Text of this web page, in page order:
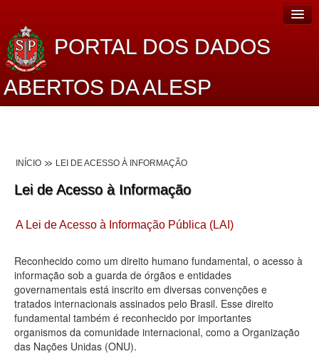
PORTAL DOS DADOS
ABERTOS DA ALESP
Lei de Acesso à Informação
Dados Governamentais Abertos
Planejamento
Catálogo de dados
Processo Legislativo
Deputados Estaduais
INÍCIO LEI DE ACESSO À INFORMAÇÃO
Lei de Acesso à Informação
A Lei de Acesso à Informação Pública (LAI)
Reconhecido como um direito humano fundamental, o acesso à
informação sob a guarda de órgãos e entidades
governamentais está inscrito em diversas convenções e
tratados internacionais assinados pelo Brasil. Esse direito
fundamental também é reconhecido por importantes
organismos da comunidade internacional, como a Organização
das Nações Unidas (ONU).